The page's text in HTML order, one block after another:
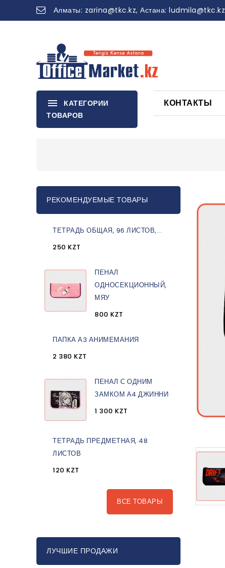
Алматы: zarina@tkc.kz, Астана: ludmila@tkc.kz
КАТЕГОРИИ
ТОВАРОВ
КОНТАКТЫ
РЕКОМЕНДУЕМЫЕ ТОВАРЫ
ТЕТРАДЬ ОБЩАЯ, 96 ЛИСТОВ,...
250 KZT
ПЕНАЛ
ОДНОСЕКЦИОННЫЙ,
МЯУ
800 KZT
ПАПКА А3 АНИМЕМАНИЯ
2 380 KZT
ПЕНАЛ С ОДНИМ
ЗАМКОМ А4 ДЖИННИ
1 300 KZT
ТЕТРАДЬ ПРЕДМЕТНАЯ, 48
ЛИСТОВ
120 KZT
ВСЕ ТОВАРЫ
ЛУЧШИЕ ПРОДАЖИ